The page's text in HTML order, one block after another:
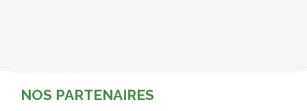
NOS PARTENAIRES